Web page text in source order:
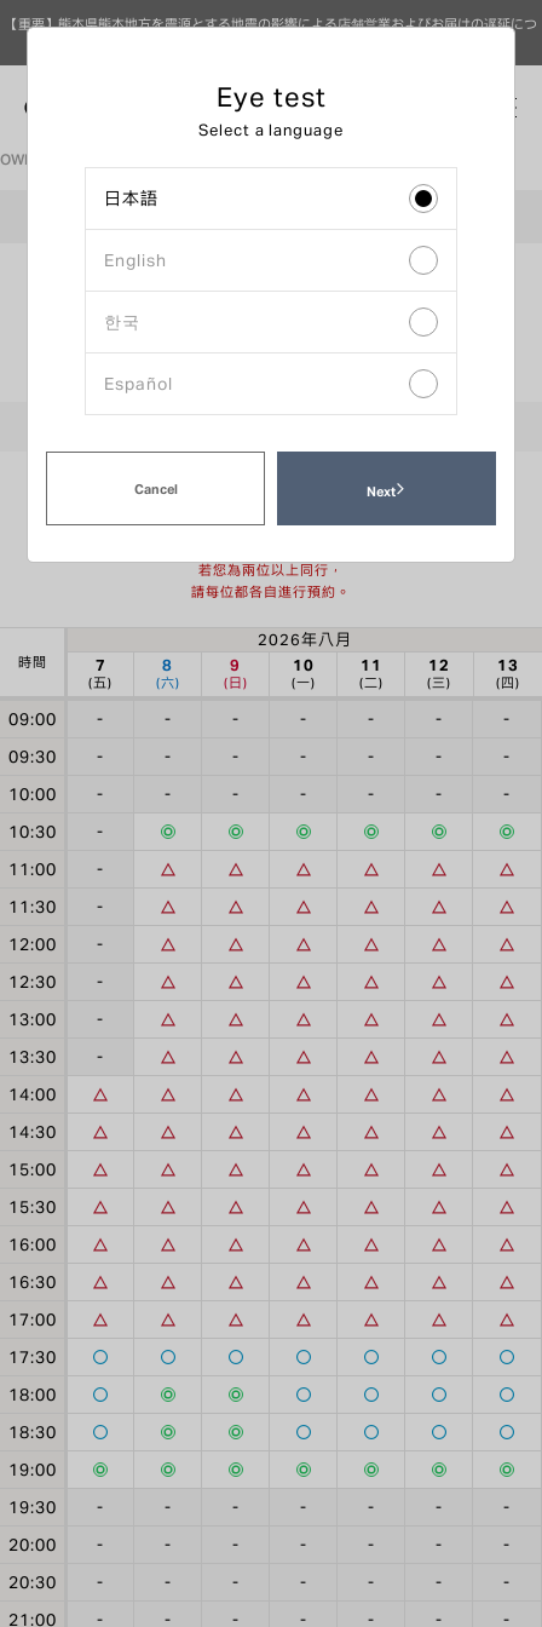
【重要】熊本県熊本地方を震源とする地震の影響による店舗営業およびお届けの遅延につ
OWNDAYS眼鏡公司首頁
時間選擇 輸入資料 確認內容
前一週 下一週
若您為兩位以上同行，
請每位都各自進行預約。
時間
2026年八月
7
(五)
8
(六)
9
(日)
10
(一)
11
(二)
12
(三)
13
(四)
09:00 - - - - - - -
09:30 - - - - - - -
10:00 - - - - - - -
10:30 -
11:00 -
11:30 -
12:00 -
12:30 -
13:00 -
13:30 -
14:00
14:30
15:00
15:30
16:00
16:30
17:00
17:30
18:00
18:30
19:00
19:30 - - - - - - -
20:00 - - - - - - -
20:30 - - - - - - -
21:00 - - - - - - -
Eye test
Select a language
日本語
English
한국
Español
Cancel Next